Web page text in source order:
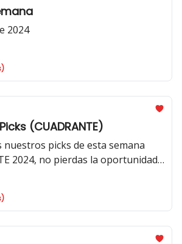
2024
(CUADRANTE)
picks de esta semana
2024, no pierdas la oportunidad